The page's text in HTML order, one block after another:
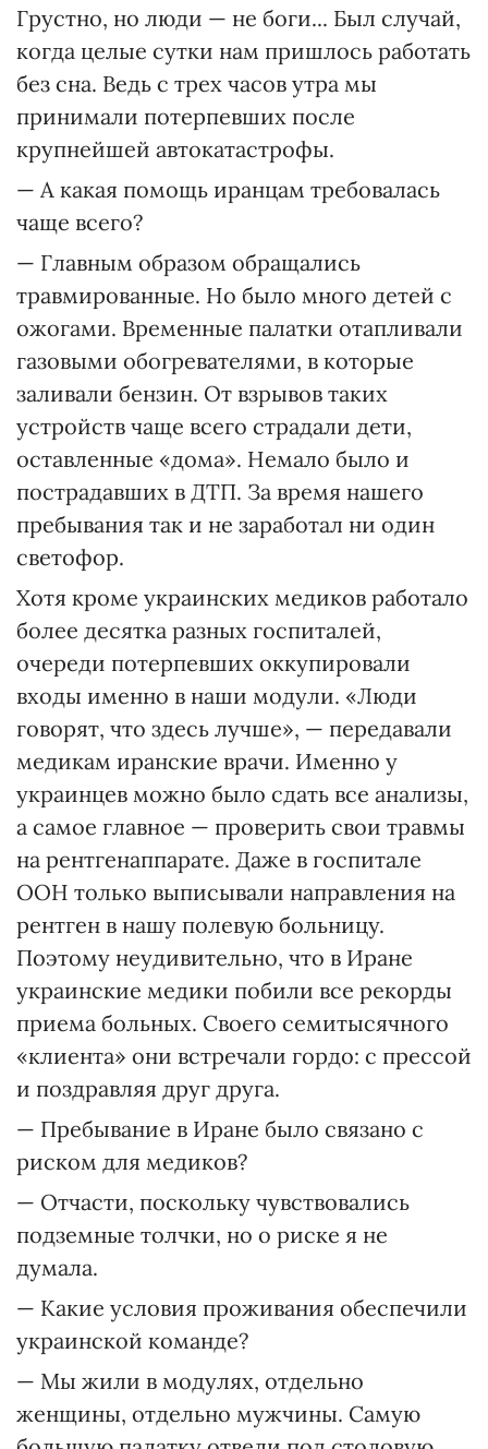
Грустно, но люди — не боги... Был случай,
когда целые сутки нам пришлось работать
без сна. Ведь с трех часов утра мы
принимали потерпевших после
крупнейшей автокатастрофы.
— А какая помощь иранцам требовалась
чаще всего?
— Главным образом обращались
травмированные. Но было много детей с
ожогами. Временные палатки отапливали
газовыми обогревателями, в которые
заливали бензин. От взрывов таких
устройств чаще всего страдали дети,
оставленные «дома». Немало было и
пострадавших в ДТП. За время нашего
пребывания так и не заработал ни один
светофор.
Хотя кроме украинских медиков работало
более десятка разных госпиталей,
очереди потерпевших оккупировали
входы именно в наши модули. «Люди
говорят, что здесь лучше», — передавали
медикам иранские врачи. Именно у
украинцев можно было сдать все анализы,
а самое главное — проверить свои травмы
на рентгенаппарате. Даже в госпитале
ООН только выписывали направления на
рентген в нашу полевую больницу.
Поэтому неудивительно, что в Иране
украинские медики побили все рекорды
приема больных. Своего семитысячного
«клиента» они встречали гордо: с прессой
и поздравляя друг друга.
— Пребывание в Иране было связано с
риском для медиков?
— Отчасти, поскольку чувствовались
подземные толчки, но о риске я не
думала.
— Какие условия проживания обеспечили
украинской команде?
— Мы жили в модулях, отдельно
женщины, отдельно мужчины. Самую